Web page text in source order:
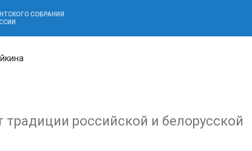
СОБРАНИЯ
российской и белорусской